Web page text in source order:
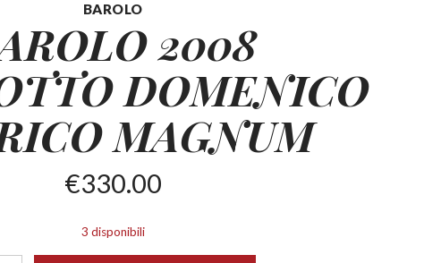
BAROLO
2008
DOMENICO
MAGNUM
€330.00
3 disponibili